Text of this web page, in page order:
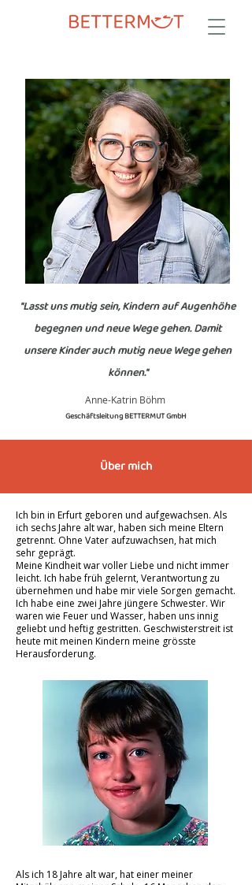
"Lasst uns mutig sein, Kindern auf Augenhöhe
begegnen und neue Wege gehen. Damit
unsere Kinder auch mutig neue Wege gehen
können."
Anne-Katrin Böhm
Geschäftsleitung BETTERMUT GmbH
Über mich
Ich bin in Erfurt geboren und aufgewachsen. Als
ich sechs Jahre alt war, haben sich meine Eltern
getrennt. Ohne Vater aufzuwachsen, hat mich
sehr geprägt.
Meine Kindheit war voller Liebe und nicht immer
leicht. Ich habe früh gelernt, Verantwortung zu
übernehmen und habe mir viele Sorgen gemacht.
Ich habe eine zwei Jahre jüngere Schwester. Wir
waren wie Feuer und Wasser, haben uns innig
geliebt und heftig gestritten. Geschwisterstreit ist
heute mit meinen Kindern meine grösste
Herausforderung.
Als ich 18 Jahre alt war, hat einer meiner